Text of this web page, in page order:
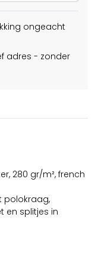
ongeacht
adres - zonder
280 gr/m², french
polokraag,
en splitjes in